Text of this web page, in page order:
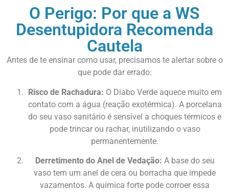
O Perigo: Por que a WS
Desentupidora Recomenda
Cautela
Antes de te ensinar como usar, precisamos te alertar sobre o
que pode dar errado:
Risco de Rachadura: O Diabo Verde aquece muito em
contato com a água (reação exotérmica). A porcelana
do seu vaso sanitário é sensível a choques térmicos e
pode trincar ou rachar, inutilizando o vaso
permanentemente.
Derretimento do Anel de Vedação: A base do seu
vaso tem um anel de cera ou borracha que impede
vazamentos. A química forte pode corroer essa